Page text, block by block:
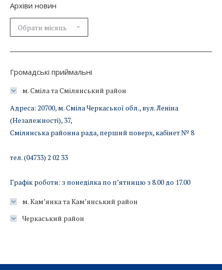
Архіви новин
Архіви
новин
Громадські приймальні
м. Сміла та Смілянський район
Адреса: 20700, м. Сміла Черкаської обл., вул. Леніна
(Незалежності), 37,
Смілянська районна рада, перший поверх, кабінет № 8
тел. (04733) 2 02 33
Графік роботи: з понеділка по п’ятницю з 8.00 до 17.00
м. Кам’янка та Кам’янський район
Черкаський район